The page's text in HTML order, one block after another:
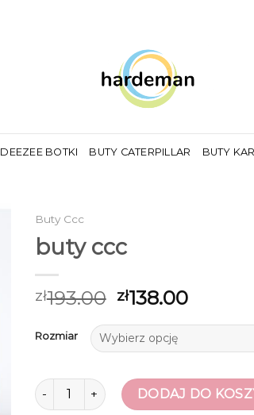
DEEZEE BOTKI BUTY CATERPILLAR BUTY
Buty Ccc
buty ccc
zł193.00 zł138.00
Rozmiar
ilość buty ccc DODAJ DO